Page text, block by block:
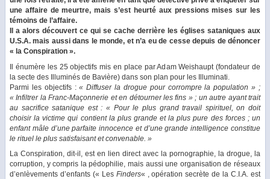
une affaire de meurtre, mais s’est heurté aux pressions mises sur les
témoins de l’affaire.
Il a alors découvert ce qui se cache derrière les églises sataniques aux
U.S.A. mais aussi dans le monde, et n’a eu de cesse depuis de dénoncer
« la Conspiration ».
Il énumère les 25 objectifs mis en place par Adam Weishaupt (fondateur de
la secte des Illuminés de Bavière) dans son plan pour les Illuminati.
Parmi les objectifs :« Diffuser la drogue pour corrompre la population » ;
« Infiltrer la Franc-Maçonnerie et en détourner les fins » ; un autre ayant trait
au sacrifice satanique est : « Pour le plus grand travail spirituel, on doit
choisir la victime qui contient la plus grande et la plus pure des forces ; un
enfant mâle d’une parfaite innocence et d’une grande intelligence constitue
le rituel le plus satisfaisant et convenable. »
La Conspiration, dit-il, est en lien direct avec la pornographie, la drogue, la
corruption, y compris la pédophilie, mais aussi une organisation de réseaux
d’enlèvements d’enfants (« Les Finders« , opération secrète de la C.I.A. est